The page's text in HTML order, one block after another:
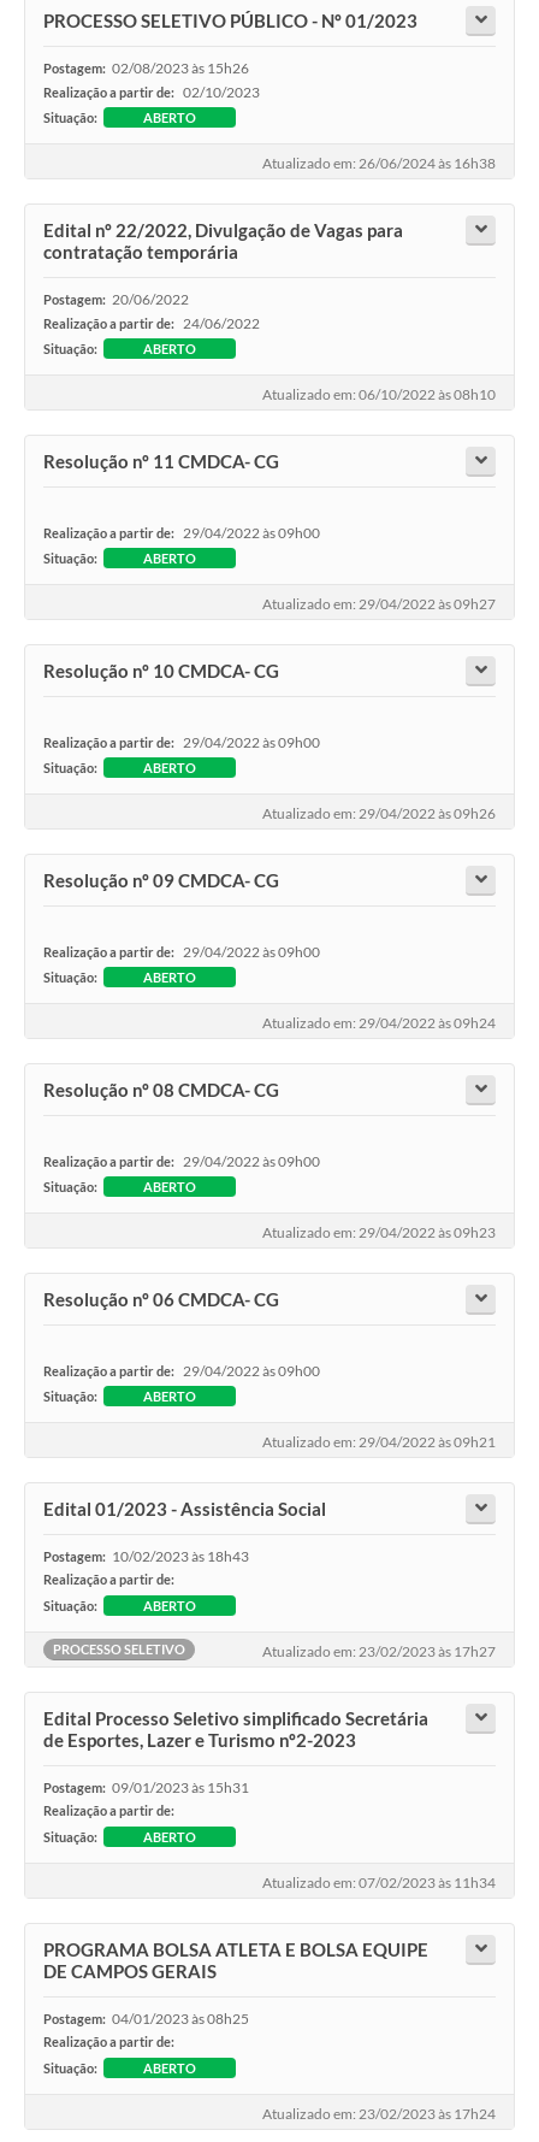
PROCESSO SELETIVO PÚBLICO - Nº 01/2023
Postagem: 02/08/2023 às 15h26
Realização a partir de: 02/10/2023
Situação: ABERTO
Atualizado em: 26/06/2024 às 16h38
Edital nº 22/2022, Divulgação de Vagas para
contratação temporária
Postagem: 20/06/2022
Realização a partir de: 24/06/2022
Situação: ABERTO
Atualizado em: 06/10/2022 às 08h10
Resolução nº 11 CMDCA- CG
Realização a partir de: 29/04/2022 às 09h00
Situação: ABERTO
Atualizado em: 29/04/2022 às 09h27
Resolução nº 10 CMDCA- CG
Realização a partir de: 29/04/2022 às 09h00
Situação: ABERTO
Atualizado em: 29/04/2022 às 09h26
Resolução nº 09 CMDCA- CG
Realização a partir de: 29/04/2022 às 09h00
Situação: ABERTO
Atualizado em: 29/04/2022 às 09h24
Resolução nº 08 CMDCA- CG
Realização a partir de: 29/04/2022 às 09h00
Situação: ABERTO
Atualizado em: 29/04/2022 às 09h23
Resolução nº 06 CMDCA- CG
Realização a partir de: 29/04/2022 às 09h00
Situação: ABERTO
Atualizado em: 29/04/2022 às 09h21
Edital 01/2023 - Assistência Social
Postagem: 10/02/2023 às 18h43
Realização a partir de:
Situação:
ABERTO
PROCESSO SELETIVO Atualizado em: 23/02/2023 às 17h27
Edital Processo Seletivo simplificado Secretária
de Esportes, Lazer e Turismo nº2-2023
Postagem: 09/01/2023 às 15h31
Realização a partir de:
Situação:
ABERTO
Atualizado em: 07/02/2023 às 11h34
PROGRAMA BOLSA ATLETA E BOLSA EQUIPE
DE CAMPOS GERAIS
Postagem: 04/01/2023 às 08h25
Realização a partir de:
Situação:
ABERTO
Atualizado em: 23/02/2023 às 17h24